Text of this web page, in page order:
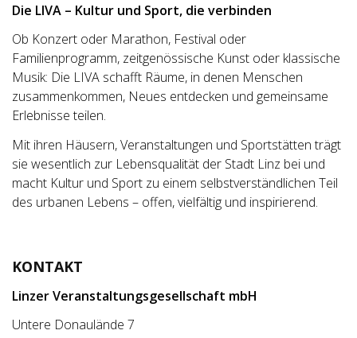
Die LIVA – Kultur und Sport, die verbinden
Ob Konzert oder Marathon, Festival oder
Familienprogramm, zeitgenössische Kunst oder klassische
Musik: Die LIVA schafft Räume, in denen Menschen
zusammenkommen, Neues entdecken und gemeinsame
Erlebnisse teilen.
Mit ihren Häusern, Veranstaltungen und Sportstätten trägt
sie wesentlich zur Lebensqualität der Stadt Linz bei und
macht Kultur und Sport zu einem selbstverständlichen Teil
des urbanen Lebens – offen, vielfältig und inspirierend.
KONTAKT
Linzer Veranstaltungsgesellschaft mbH
Untere Donaulände 7